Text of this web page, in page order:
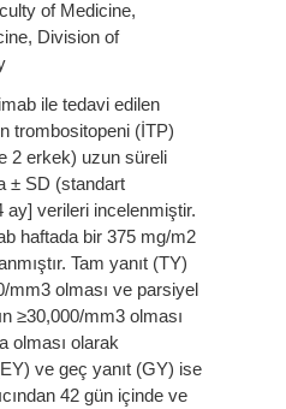
of Medicine,
Division of
ile tedavi edilen
trombositopeni (İTP)
2 erkek) uzun süreli
± SD (standart
verileri incelenmiştir.
haftada bir 375 mg/m2
Tam yanıt (TY)
mm3 olması ve parsiyel
≥30,000/mm3 olması
olması olarak
ve geç yanıt (GY) ise
42 gün içinde ve